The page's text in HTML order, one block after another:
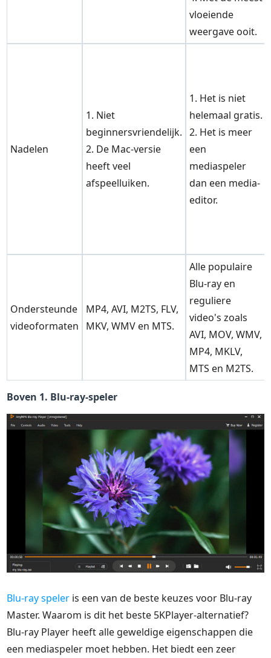
vloeiende
weergave ooit.
Nadelen
1. Niet
beginnersvriendelijk.
2. De Mac-versie
heeft veel
afspeelluiken.
1. Het is niet
helemaal gratis.
2. Het is meer
een
mediaspeler
dan een media-
editor.
Ondersteunde
videoformaten
MP4, AVI, M2TS, FLV,
MKV, WMV en MTS.
Alle populaire
Blu-ray en
reguliere
video's zoals
AVI, MOV, WMV,
MP4, MKLV,
MTS en M2TS.
Boven 1. Blu-ray-speler
Blu-ray speler is een van de beste keuzes voor Blu-ray
Master. Waarom is dit het beste 5KPlayer-alternatief?
Blu-ray Player heeft alle geweldige eigenschappen die
een mediaspeler moet hebben. Het biedt een zeer